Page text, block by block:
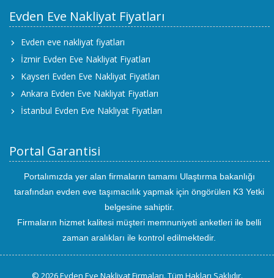
Evden Eve Nakliyat Fiyatları
Evden eve nakliyat fiyatları
İzmir Evden Eve Nakliyat Fiyatları
Kayseri Evden Eve Nakliyat Fiyatları
Ankara Evden Eve Nakliyat Fiyatları
İstanbul Evden Eve Nakliyat Fiyatları
Portal Garantisi
Portalımızda yer alan firmaların tamamı Ulaştırma bakanlığı
tarafından evden eve taşımacılık yapmak için öngörülen K3 Yetki
belgesine sahiptir.
Firmaların hizmet kalitesi müşteri memnuniyeti anketleri ile belli
zaman aralıkları ile kontrol edilmektedir.
© 2026 Evden Eve Nakliyat Firmaları. Tüm Hakları Saklıdır.